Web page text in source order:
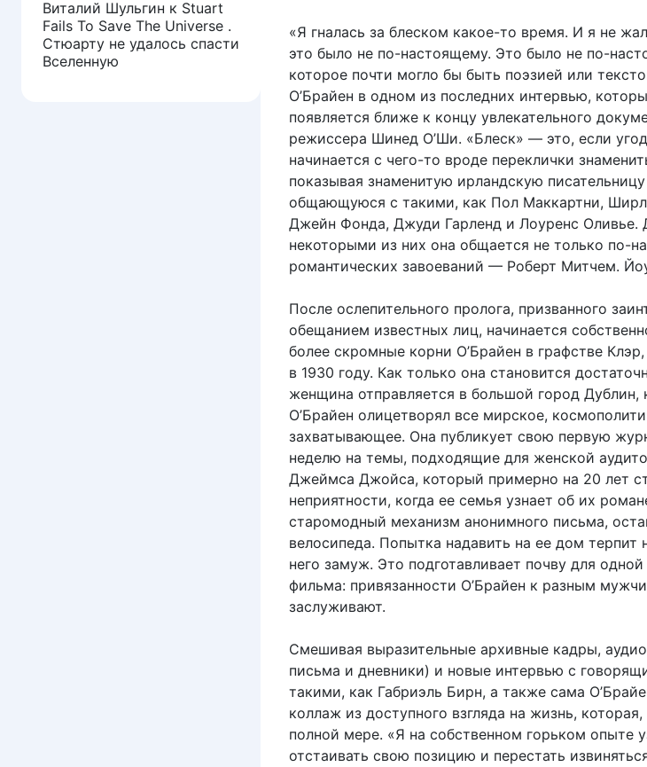
«Я гналась за блеском какое-то время. И я не
это было не по-настоящему. Это было не по-
которое почти могло бы быть поэзией или
О’Брайен в одном из последних интервью,
появляется ближе к концу увлекательного
режиссера Шинед О’Ши. «Блеск» — это, если
начинается с чего-то вроде переклички
показывая знаменитую ирландскую
общающуюся с такими, как Пол Маккартни,
Джейн Фонда, Джуди Гарленд и Лоуренс Оливье.
некоторыми из них она общается не только по-
романтических завоеваний — Роберт Митчем.
После ослепительного пролога, призванного
обещанием известных лиц, начинается
более скромные корни О’Брайен в графстве
в 1930 году. Как только она становится
женщина отправляется в большой город Дублин,
О’Брайен олицетворял все мирское,
захватывающее. Она публикует свою первую
неделю на темы, подходящие для женской
Джеймса Джойса, который примерно на 20 лет
неприятности, когда ее семья узнает об их
старомодный механизм анонимного письма,
велосипеда. Попытка надавить на ее дом терпит
него замуж. Это подготавливает почву для
фильма: привязанности О’Брайен к разным
заслуживают.
Смешивая выразительные архивные кадры,
письма и дневники) и новые интервью с
такими, как Габриэль Бирн, а также сама
коллаж из доступного взгляда на жизнь,
полной мере. «Я на собственном горьком опыте
отстаивать свою позицию и перестать
Виталий Шульгин к Stuart
Fails To Save The Universe .
Стюарту не удалось спасти
Вселенную